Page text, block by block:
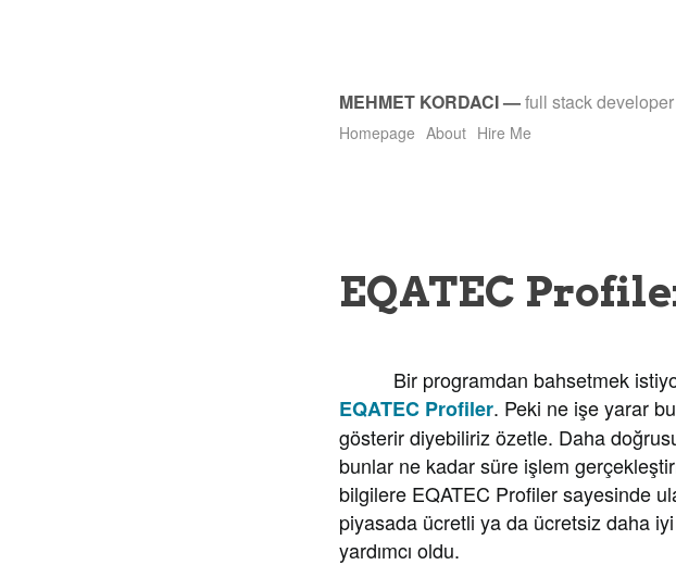
MEHMET KORDACI—full stack developer
Homepage About Hire Me
EQATEC
Bir programdan bahsetmek
EQATEC Profiler. Peki ne işe yarar bu
gösterir diyebiliriz özetle. Daha
bunlar ne kadar süre işlem
bilgilere EQATEC Profiler sayesinde
piyasada ücretli ya da ücretsiz daha
yardımcı oldu.